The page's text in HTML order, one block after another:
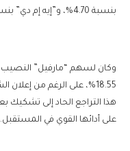
بنسبة 4.70%، و”إيه إم دي” بنسبة 2.90%، و”برودكوم” بنسبة 5.70%.
وكان لسهم “مارفيل” النصيب
18.55%، على الرغم من
هذا التراجع الحاد إلى
على أدائها القوي في المستقبل.